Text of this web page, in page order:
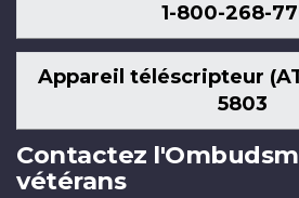
1-800-268-
Appareil téléscripteur
5803
Contactez
vétérans